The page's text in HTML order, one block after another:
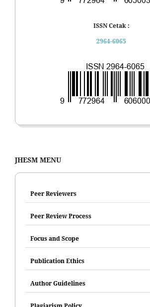
ISSN Cetak :
2964-6065
JHESM MENU
Peer Reviewers
Peer Review Process
Focus and Scope
Publication Ethics
Author Guidelines